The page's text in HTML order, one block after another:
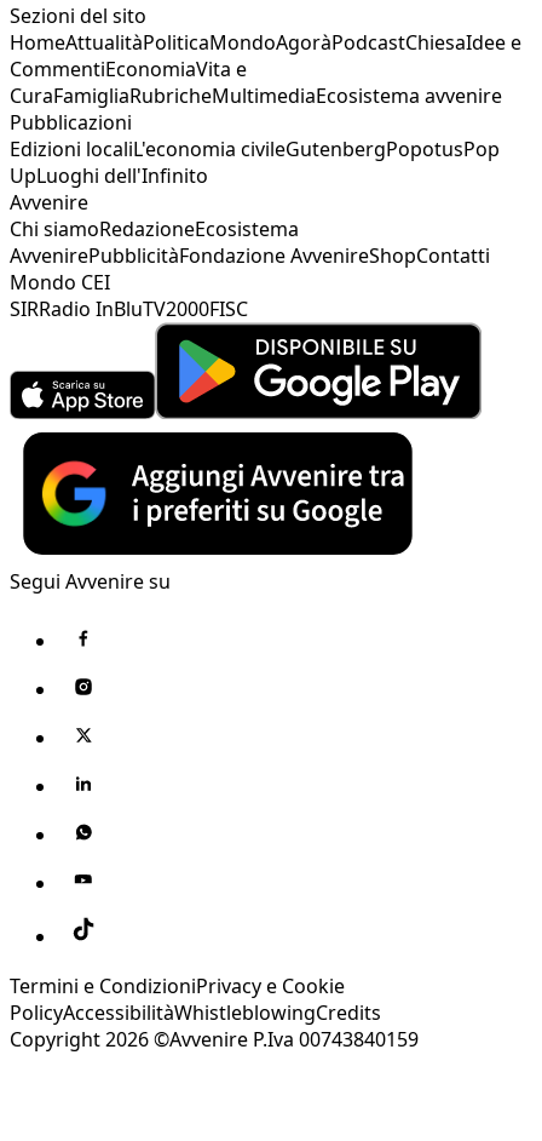
Sezioni del sito
HomeAttualitàPoliticaMondoAgoràPodcastChiesaIdee e
CommentiEconomiaVita e
CuraFamigliaRubricheMultimediaEcosistema avvenire
Pubblicazioni
Edizioni localiL'economia civileGutenbergPopotusPop
UpLuoghi dell'Infinito
Avvenire
Chi siamoRedazioneEcosistema
AvvenirePubblicitàFondazione AvvenireShopContatti
Mondo CEI
SIRRadio InBluTV2000FISC
Segui Avvenire su
Termini e CondizioniPrivacy e Cookie
PolicyAccessibilitàWhistleblowingCredits
Copyright 2026 ©Avvenire P.Iva 00743840159